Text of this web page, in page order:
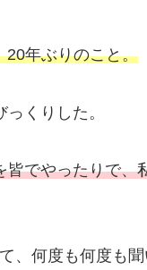
20年ぶりのこと。
くりした。
でやったりで、
、何度も何度も聞